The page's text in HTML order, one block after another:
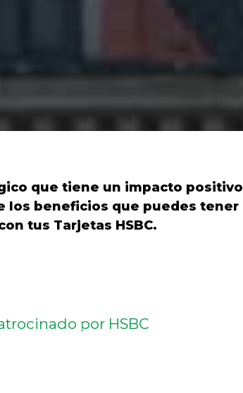
que tiene un impacto positivo
los beneficios que puedes tener
tus Tarjetas HSBC.
por HSBC